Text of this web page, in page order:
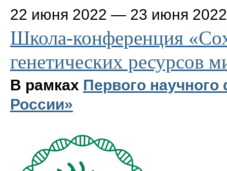
22 июня 2022 — 23 июня 2022
Школа-конференция
генетических ресурсов
В рамках Первого
России»